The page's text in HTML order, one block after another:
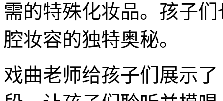
需的特殊化妆品。孩子
腔妆容的独特奥秘。
戏曲老师给孩子们展示